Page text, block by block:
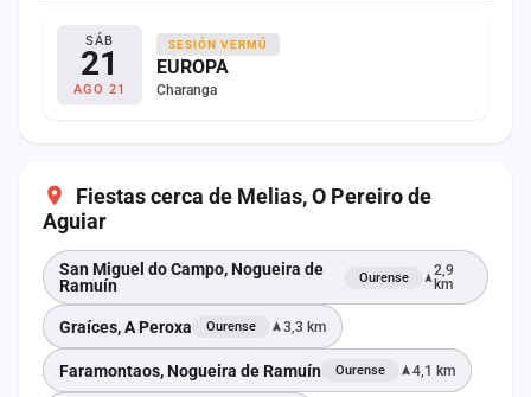
SÁB
21
AGO 21
SESIÓN VERMÚ
EUROPA
Charanga
Fiestas cerca de Melias, O Pereiro de
Aguiar
San Miguel do Campo, Nogueira de
Ramuín
Ourense
2,9
km
Graíces, A Peroxa Ourense 3,3 km
Faramontaos, Nogueira de Ramuín Ourense 4,1 km